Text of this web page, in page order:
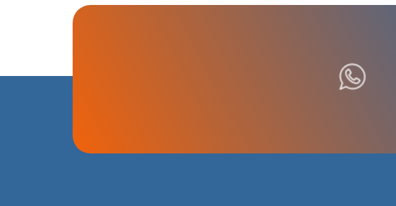
Páginação de artigos